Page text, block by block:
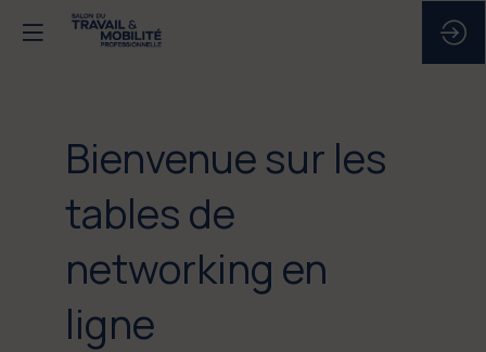
Bienvenue sur les
tables de
networking en
ligne